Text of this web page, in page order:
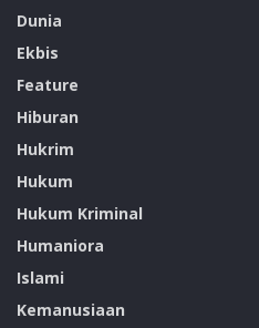
Dunia
Ekbis
Feature
Hiburan
Hukrim
Hukum
Hukum Kriminal
Humaniora
Islami
Kemanusiaan